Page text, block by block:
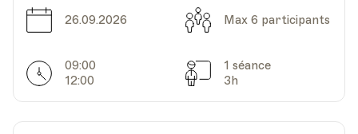
HEP - Haute Ecole Pédagogique - Salle 719
Av. de Cour 33
Date
26.09.2026 Capacité
Max 6 participants
Horarires
09:00
12:00
Séances
1 séance
3h